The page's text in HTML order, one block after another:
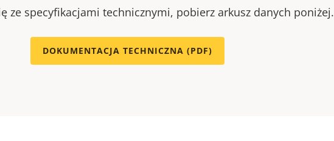
ze specyfikacjami technicznymi, pobierz arkusz danych poniżej.
DOKUMENTACJA TECHNICZNA (PDF)